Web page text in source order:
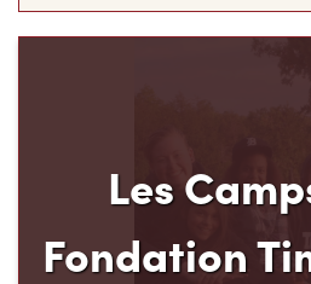
Les
Fondation